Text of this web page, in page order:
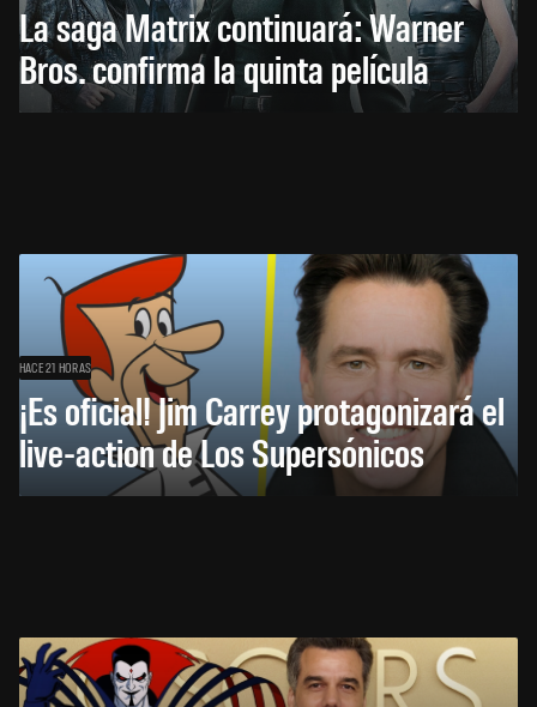
La saga Matrix continuará: Warner
Bros. confirma la quinta película
HACE 21 HORAS
¡Es oficial! Jim Carrey protagonizará el
live-action de Los Supersónicos